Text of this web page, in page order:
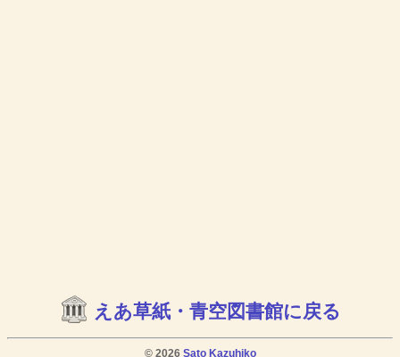
えあ草紙・青空図書館に戻る
© 2026 Sato Kazuhiko